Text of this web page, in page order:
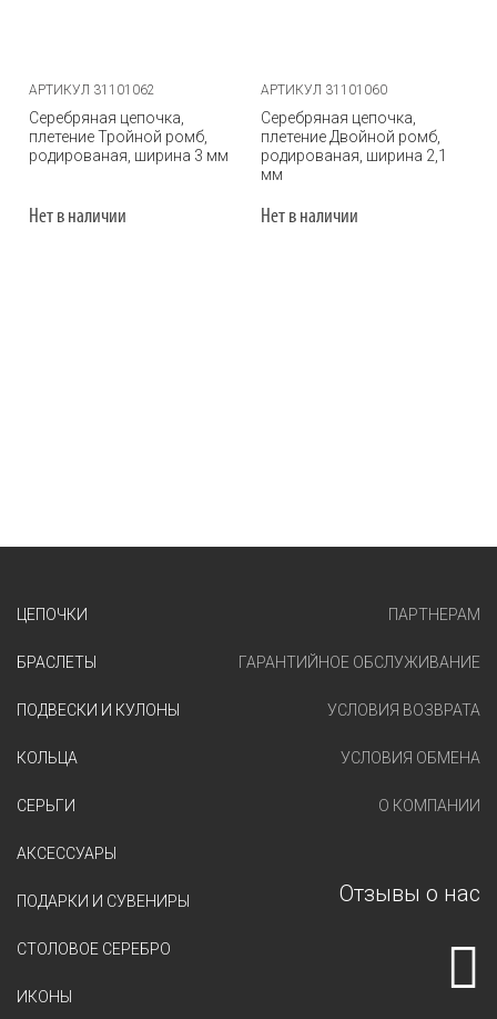
АРТИКУЛ 31101062
Серебряная цепочка,
плетение Тройной ромб,
родированая, ширина 3 мм
Нет в наличии
АРТИКУЛ 31101060
Серебряная цепочка,
плетение Двойной ромб,
родированая, ширина 2,1
мм
Нет в наличии
ЦЕПОЧКИ
БРАСЛЕТЫ
ПОДВЕСКИ И КУЛОНЫ
КОЛЬЦА
СЕРЬГИ
АКСЕССУАРЫ
ПОДАРКИ И СУВЕНИРЫ
СТОЛОВОЕ СЕРЕБРО
ИКОНЫ
ПАРТНЕРАМ
ГАРАНТИЙНОЕ ОБСЛУЖИВАНИЕ
УСЛОВИЯ ВОЗВРАТА
УСЛОВИЯ ОБМЕНА
О КОМПАНИИ
Отзывы о нас